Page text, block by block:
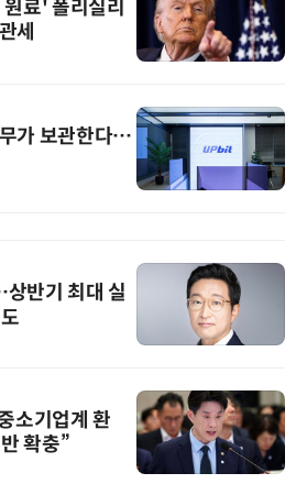
료' 폴리실리
세
가 보관한다…
반기 최대 실
소기업계 환
확충”